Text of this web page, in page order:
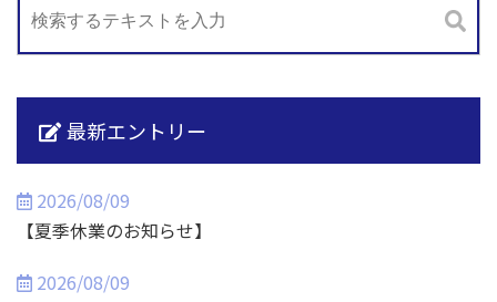
最新エントリー
2026/08/09
【夏季休業のお知らせ】
2026/08/09